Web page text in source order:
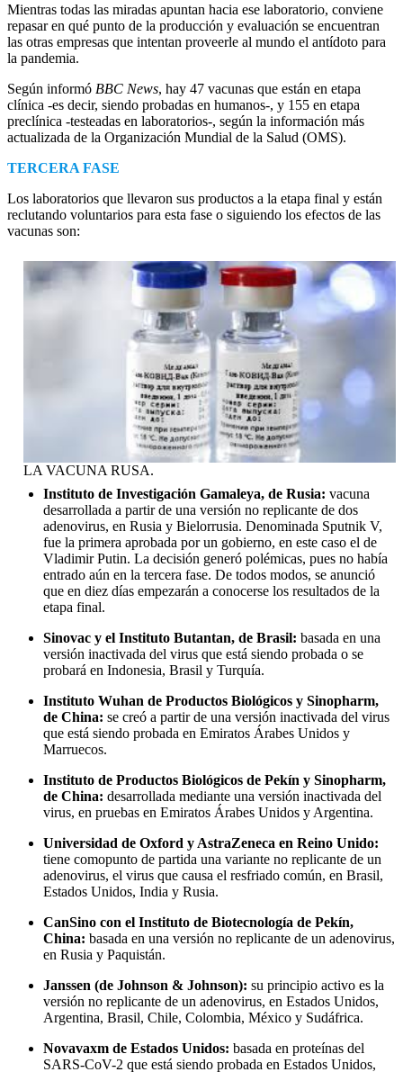
Mientras todas las miradas apuntan hacia ese laboratorio, conviene
repasar en qué punto de la producción y evaluación se encuentran
las otras empresas que intentan proveerle al mundo el antídoto para
la pandemia.
Según informó BBC News, hay 47 vacunas que están en etapa
clínica -es decir, siendo probadas en humanos-, y 155 en etapa
preclínica -testeadas en laboratorios-, según la información más
actualizada de la Organización Mundial de la Salud (OMS).
TERCERA FASE
Los laboratorios que llevaron sus productos a la etapa final y están
reclutando voluntarios para esta fase o siguiendo los efectos de las
vacunas son:
LA VACUNA RUSA.
Instituto de Investigación Gamaleya, de Rusia: vacuna
desarrollada a partir de una versión no replicante de dos
adenovirus, en Rusia y Bielorrusia. Denominada Sputnik V,
fue la primera aprobada por un gobierno, en este caso el de
Vladimir Putin. La decisión generó polémicas, pues no había
entrado aún en la tercera fase. De todos modos, se anunció
que en diez días empezarán a conocerse los resultados de la
etapa final.
Sinovac y el Instituto Butantan, de Brasil: basada en una
versión inactivada del virus que está siendo probada o se
probará en Indonesia, Brasil y Turquía.
Instituto Wuhan de Productos Biológicos y Sinopharm,
de China: se creó a partir de una versión inactivada del virus
que está siendo probada en Emiratos Árabes Unidos y
Marruecos.
Instituto de Productos Biológicos de Pekín y Sinopharm,
de China: desarrollada mediante una versión inactivada del
virus, en pruebas en Emiratos Árabes Unidos y Argentina.
Universidad de Oxford y AstraZeneca en Reino Unido:
tiene comopunto de partida una variante no replicante de un
adenovirus, el virus que causa el resfriado común, en Brasil,
Estados Unidos, India y Rusia.
CanSino con el Instituto de Biotecnología de Pekín,
China: basada en una versión no replicante de un adenovirus,
en Rusia y Paquistán.
Janssen (de Johnson & Johnson): su principio activo es la
versión no replicante de un adenovirus, en Estados Unidos,
Argentina, Brasil, Chile, Colombia, México y Sudáfrica.
Novavaxm de Estados Unidos: basada en proteínas del
SARS-CoV-2 que está siendo probada en Estados Unidos,